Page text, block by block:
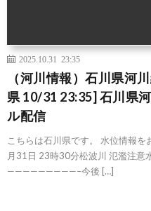
2025.10.31 23:35
（河川情報）石川県河
県 10/31 23:35] 石川県
ル配信
こちらは石川県です。 水位情
月31日 23時30分松波川 氾濫注意
—————————–今後 […]